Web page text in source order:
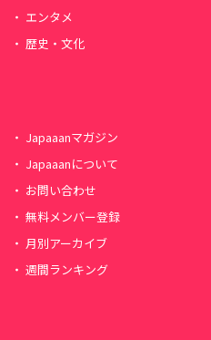
エンタメ
歴史・文化
Japaaanマガジン
Japaaanについて
お問い合わせ
無料メンバー登録
月別アーカイブ
週間ランキング